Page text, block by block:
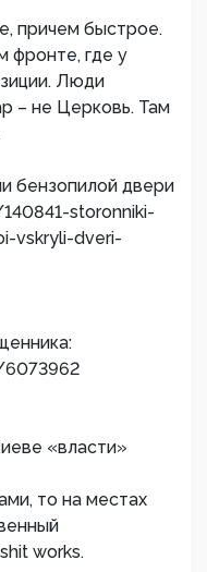
причем быстрое.
фронте, где у
Люди
– не Церковь. Там
бензопилой двери
storonniki-
vskryli-dveri-
«власти»
то на местах
works.